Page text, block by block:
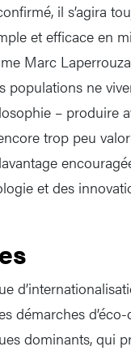
il s’agira
et efficace en
Marc
populations ne
– produire
trop peu
et des
démarches
dominants, qui